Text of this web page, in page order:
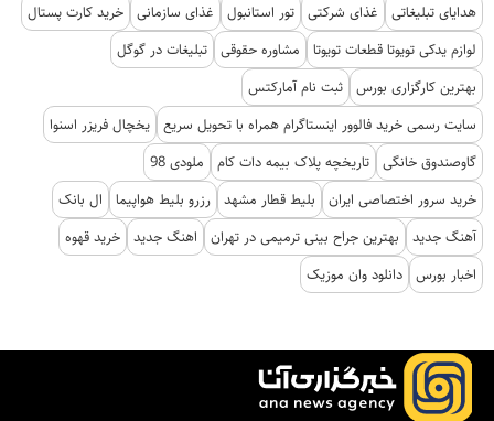
هدایای تبلیغاتی
غذای شرکتی تور استانبول غذای سازمانی خرید کارت پستال
لوازم یدکی تویوتا قطعات تویوتا
مشاوره حقوقی تبلیغات در گوگل
بهترین کارگزاری بورس ثبت نام آمارکتس
سایت رسمی خرید فالوور اینستاگرام همراه با تحویل سریع یخچال فریزر اسنوا
گاوصندوق خانگی تاریخچه پلاک بیمه دات کام
ملودی 98
خرید سرور اختصاصی ایران
بلیط قطار مشهد رزرو بلیط هواپیما
ال بانک
آهنگ جدید
بهترین جراح بینی ترمیمی در تهران اهنگ جدید خرید قهوه
اخبار بورس دانلود وان موزیک